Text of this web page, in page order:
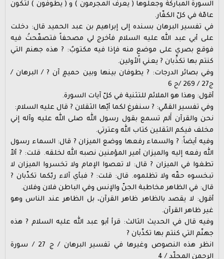
السورة المباركة وجعلوها ( يعرف المجرمون ) و ( يطوفون ) لتكون
عامّة في كلّ الكفّار.
في تفسير البرهان بسنده إلى إبراهيم بن عبد الحميد قال: دخلت
على أبي عبد الله عليه السلام فأخرج لي مصحفاً فتصفّحتُ فيه
فوقع بصري على موضعٍ منه فإذا فيه مكتوبٌ: ? هذه جهنم التي
كنتم بها تكذِّبان ? يعني الأولين.
وفي بصائر الدرجات: ? يطوفان بينها وبين حميمٍ آن ? / البرهان /
ج27 / 269 /ح 6
أقول: وهذا هو الملائم للتثنية في كلّ آيات السورة.
وفي تفسير القمّي: ? سنفرغ لكما أيّها الثقلان ? قال عليه السلام:
نحن والقرآن أَلم تسمع بقول رسول الله صلى الله عليه وآله إني
مخلف فيكم الثقلين كتاب الله وعترتي.
وفيه أيضاً: ? والسماء رفعها ووضع الميزان ? قال: السماء رسول
الله رفعه إليه والميزان أمير المؤمنين نصبه الله لخلقه. قلت: ? ألاّ
تطغوا في الميزان ? قال: لا تعصوا الإمام ولا تخسروا الميزان لا
تبخسوه حقّه ولا تظلموه. قال: قلت: ? فبأي آلاء ربّكما تكذّبان ?
قال: في الظاهر مخاطبة الجنّ والإنس وفي الباطن فلان وفلان.
أقول: لا يقصد بالظاهر ظاهر القرآن، بل الظاهر عند الناس وهو
غير ظاهر القرآن.
وفيه قال في الحديث الثالث: قرأ أبو عبد الله عليه السلام ? هذه
جهنّم التي كنتم بها تكذّبان ?
انظر هذه النصوص وغيرها في تفسير البرهان / ج 27 / سورة
الرحمن المجلّد / 4